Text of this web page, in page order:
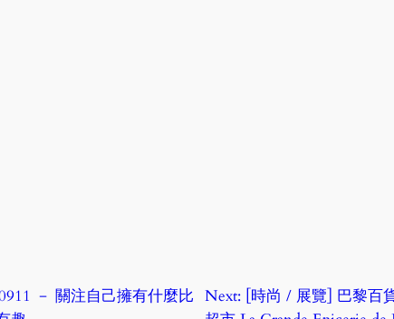
－ 關注自己擁有什麼比 Next: [時尚 / 展覽] 巴黎百